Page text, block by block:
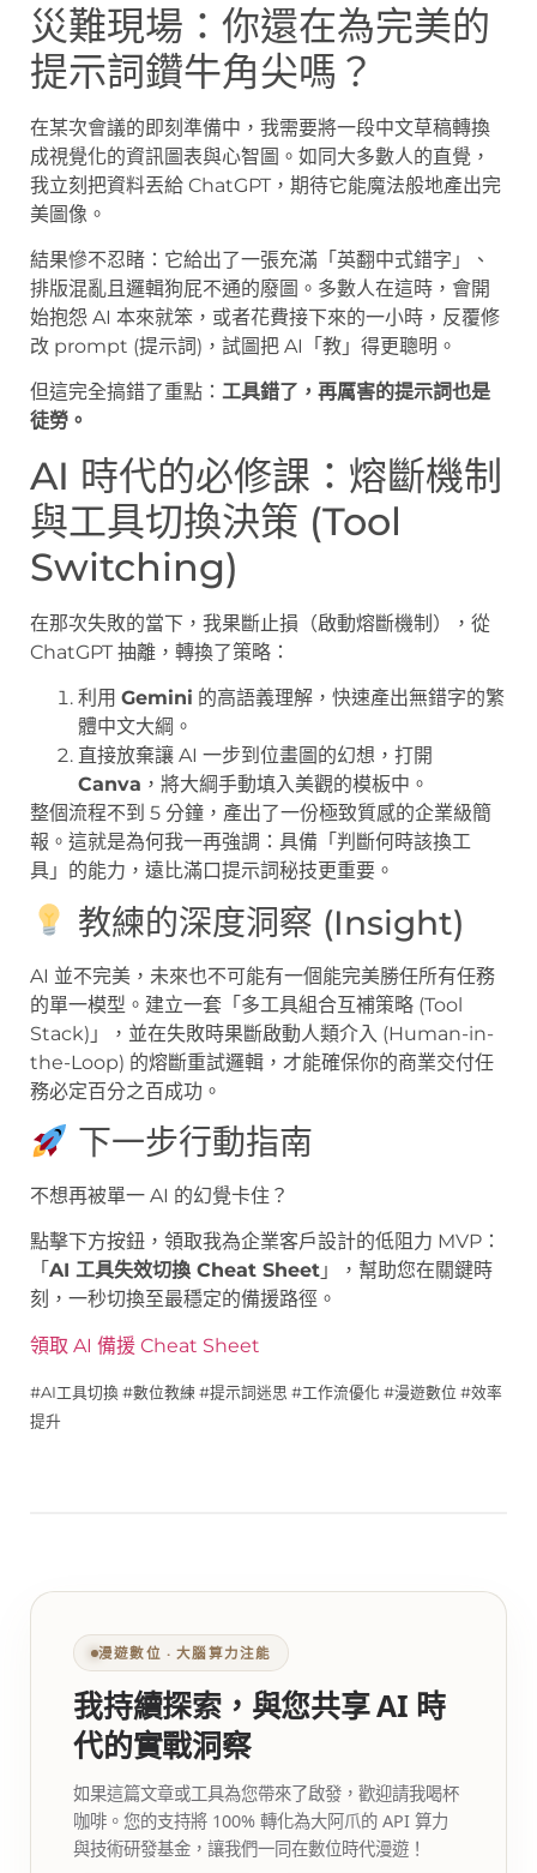
災難現場：你還在為完美的
提示詞鑽牛角尖嗎？
在某次會議的即刻準備中，我需要將一段中文草稿轉換
成視覺化的資訊圖表與心智圖。如同大多數人的直覺，
我立刻把資料丟給 ChatGPT，期待它能魔法般地產出完
美圖像。
結果慘不忍睹：它給出了一張充滿「英翻中式錯字」、
排版混亂且邏輯狗屁不通的廢圖。多數人在這時，會開
始抱怨 AI 本來就笨，或者花費接下來的一小時，反覆修
改 prompt (提示詞)，試圖把 AI「教」得更聰明。
但這完全搞錯了重點： 工具錯了，再厲害的提示詞也是
徒勞。
AI 時代的必修課：熔斷機制
與工具切換決策 (Tool
Switching)
在那次失敗的當下，我果斷止損（啟動熔斷機制），從
ChatGPT 抽離，轉換了策略：
利用 Gemini 的高語義理解，快速產出無錯字的繁
體中文大綱。
直接放棄讓 AI 一步到位畫圖的幻想，打開
Canva ，將大綱手動填入美觀的模板中。
整個流程不到 5 分鐘，產出了一份極致質感的企業級簡
報。這就是為何我一再強調：具備「判斷何時該換工
具」的能力，遠比滿口提示詞秘技更重要。
教練的深度洞察 (Insight)
AI 並不完美，未來也不可能有一個能完美勝任所有任務
的單一模型。建立一套「多工具組合互補策略 (Tool
Stack)」，並在失敗時果斷啟動人類介入 (Human-in-
the-Loop) 的熔斷重試邏輯，才能確保你的商業交付任
務必定百分之百成功。
下一步行動指南
不想再被單一 AI 的幻覺卡住？
點擊下方按鈕，領取我為企業客戶設計的低阻力 MVP：
「 AI 工具失效切換 Cheat Sheet 」，幫助您在關鍵時
刻，一秒切換至最穩定的備援路徑。
領取 AI 備援 Cheat Sheet
#AI工具切換 #數位教練 #提示詞迷思 #工作流優化 #漫遊數位 #效率
提升
漫遊數位 ‧ 大腦算力注能
我持續探索，與您共享 AI 時
代的實戰洞察
如果這篇文章或工具為您帶來了啟發，歡迎請我喝杯
咖啡。您的支持將 100% 轉化為大阿爪的 API 算力
與技術研發基金，讓我們一同在數位時代漫遊！